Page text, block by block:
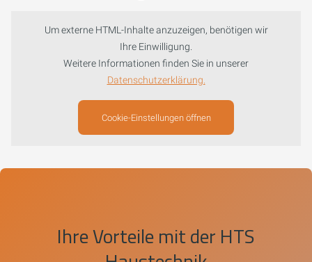
Um externe HTML-Inhalte anzuzeigen, benötigen wir
Ihre Einwilligung.
Weitere Informationen finden Sie in unserer
Datenschutzerklärung.
Cookie-Einstellungen öffnen
Ihre Vorteile mit der HTS